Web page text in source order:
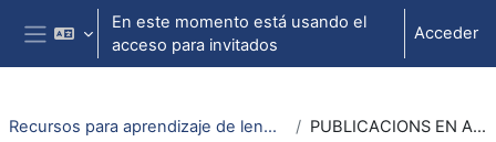
Salta al contenido principal
Panel lateral
En este momento está usando el
acceso para invitados
Acceder
Recursos para aprendizaje de lengua aragonesa PUBLICACIONS EN ARAGONÉS